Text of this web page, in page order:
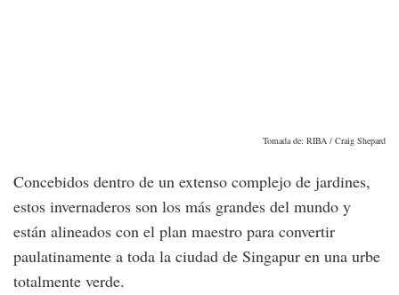
Tomada de: RIBA / Craig Shepard
Concebidos dentro de un extenso complejo de jardines,
estos invernaderos son los más grandes del mundo y
están alineados con el plan maestro para convertir
paulatinamente a toda la ciudad de Singapur en una urbe
totalmente verde.